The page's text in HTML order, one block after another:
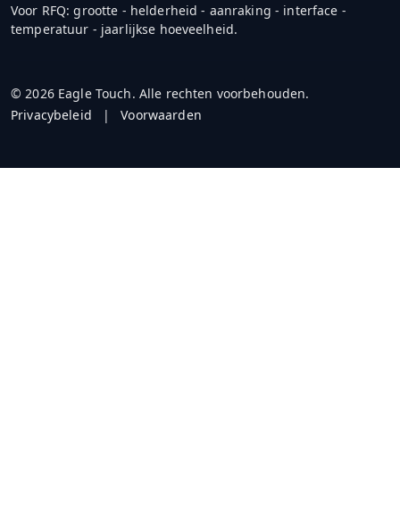
Voor RFQ: grootte - helderheid - aanraking - interface -
temperatuur - jaarlijkse hoeveelheid.
© 2026 Eagle Touch. Alle rechten voorbehouden.
Privacybeleid
| Voorwaarden